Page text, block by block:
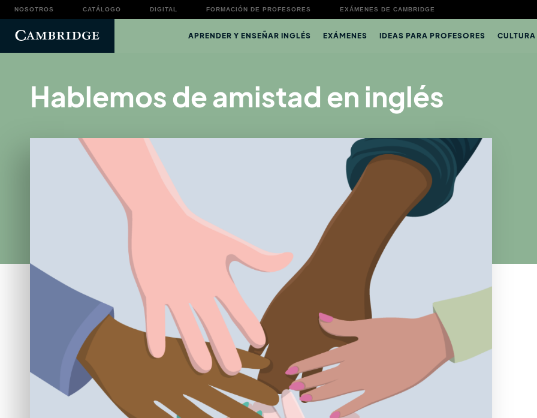
NOSOTROS CATÁLOGO DIGITAL FORMACIÓN DE PROFESORES EXÁMENES DE CAMBRIDGE
APRENDER Y ENSEÑAR INGLÉS EXÁMENES IDEAS PARA PROFESORES
Hablemos de amistad en inglés